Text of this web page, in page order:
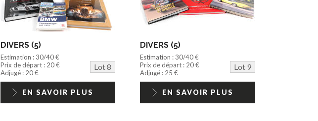
DIVERS (5)
Estimation : 30/40 €
Prix de départ : 20 €
Lot 8
Adjugé : 20 €
EN SAVOIR PLUS
DIVERS (5)
Estimation : 30/40 €
Prix de départ : 20 €
Lot 9
Adjugé : 25 €
EN SAVOIR PLUS